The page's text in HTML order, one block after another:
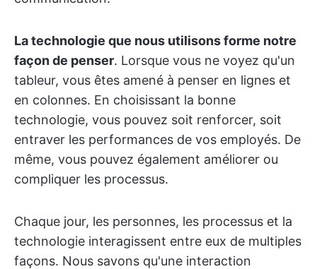
La technologie que nous utilisons forme notre
façon de penser. Lorsque vous ne voyez qu'un
tableur, vous êtes amené à penser en lignes et
en colonnes. En choisissant la bonne
technologie, vous pouvez soit renforcer, soit
entraver les performances de vos employés. De
même, vous pouvez également améliorer ou
compliquer les processus.
Chaque jour, les personnes, les processus et la
technologie interagissent entre eux de multiples
façons. Nous savons qu'une interaction